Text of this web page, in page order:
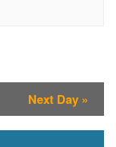
Next Day »